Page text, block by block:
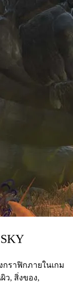
กราฟิกภายในเกม
ว, สิ่งของ,